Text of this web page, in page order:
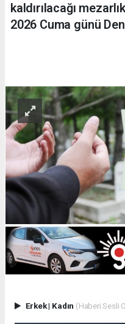
kaldırılacağı
2026 Cuma günü
Erkek| Kadın (Haberi Sesli